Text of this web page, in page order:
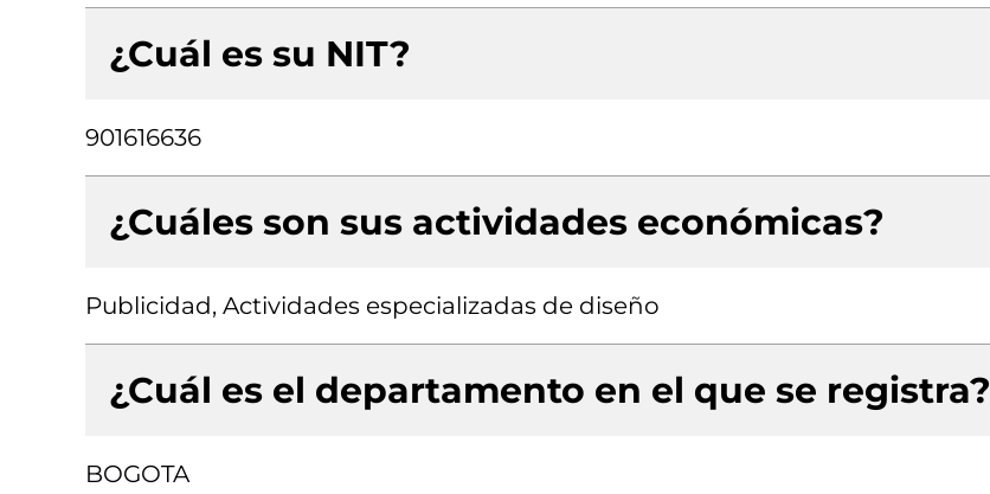
¿Cuál es su NIT?
901616636
¿Cuáles son sus actividades económicas?
Publicidad, Actividades especializadas de diseño
¿Cuál es el departamento en el que se registra?
BOGOTA